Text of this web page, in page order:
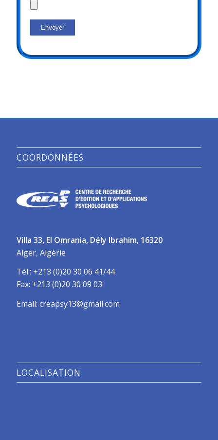
COORDONNÉES
Villa 33, El Omrania, Dély Ibrahim, 16320
Alger, Algérie
Tél.: +213 (0)20 30 06 41/44
Fax: +213 (0)20 30 09 03
Email: creapsy13@gmail.com
LOCALISATION